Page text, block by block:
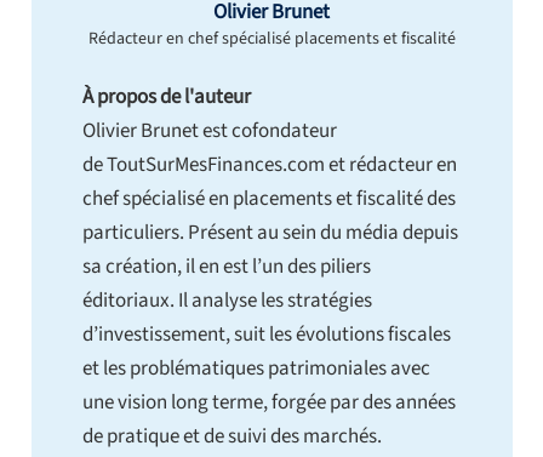
Olivier Brunet
Rédacteur en chef spécialisé placements et fiscalité
À propos de l'auteur
Olivier Brunet est cofondateur
de ToutSurMesFinances.com et rédacteur en
chef spécialisé en placements et fiscalité des
particuliers. Présent au sein du média depuis
sa création, il en est l’un des piliers
éditoriaux. Il analyse les stratégies
d’investissement, suit les évolutions fiscales
et les problématiques patrimoniales avec
une vision long terme, forgée par des années
de pratique et de suivi des marchés.